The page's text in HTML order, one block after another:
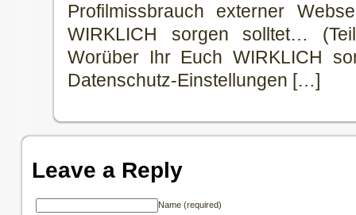
Profilmissbrauch externer
WIRKLICH sorgen solltet…
Worüber Ihr Euch WIRKLICH
Datenschutz-Einstellungen […]
Leave a Reply
Name (required)